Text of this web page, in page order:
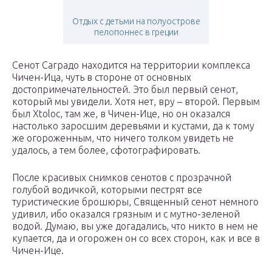
Отдых с детьми на полуострове
пелопоннес в греции
Сенот Саградо находится на территории комплекса
Чичен-Ица, чуть в стороне от основных
достопримечательностей. Это был первый сенот,
который мы увидели. Хотя нет, вру – второй. Первым
был Xtoloc, там же, в Чичен-Ице, но он оказался
настолько заросшим деревьями и кустами, да к тому
же огороженным, что ничего толком увидеть не
удалось, а тем более, сфотографировать.
После красивых снимков сенотов с прозрачной
голубой водичкой, которыми пестрят все
туристические брошюры, Священный сенот немного
удивил, ибо оказался грязным и с мутно-зеленой
водой. Думаю, вы уже догадались, что никто в нем не
купается, да и огорожен он со всех сторон, как и все в
Чичен-Ице.